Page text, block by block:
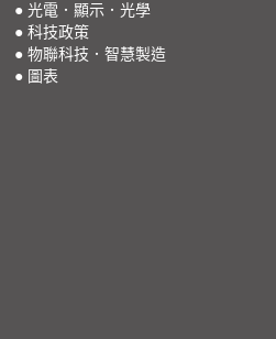
● 光電．顯示．光學
● 科技政策
● 物聯科技．智慧製造
● 圖表